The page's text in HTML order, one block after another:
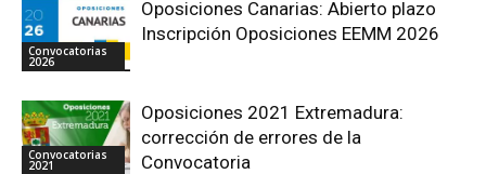
Convocatorias
2026
Oposiciones Canarias: Abierto plazo
Inscripción Oposiciones EEMM 2026
Convocatorias
2021
Oposiciones 2021 Extremadura:
corrección de errores de la
Convocatoria